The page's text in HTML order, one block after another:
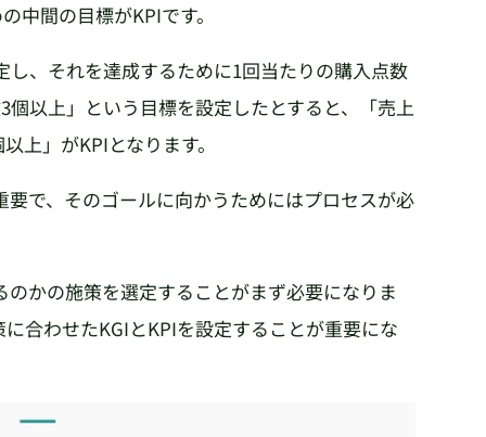
中間の目標がKPIです。
、それを達成するために1回当たりの購入点数
以上」という目標を設定したとすると、「売上
上」がKPIとなります。
で、そのゴールに向かうためにはプロセスが必
かの施策を選定することがまず必要になりま
合わせたKGIとKPIを設定することが重要にな